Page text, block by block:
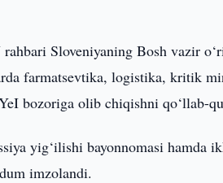
Sloveniyaning Bosh vazir
farmatsevtika, logistika, kritik
bozoriga olib chiqishni qo‘llab-
yig‘ilishi bayonnomasi
imzolandi.